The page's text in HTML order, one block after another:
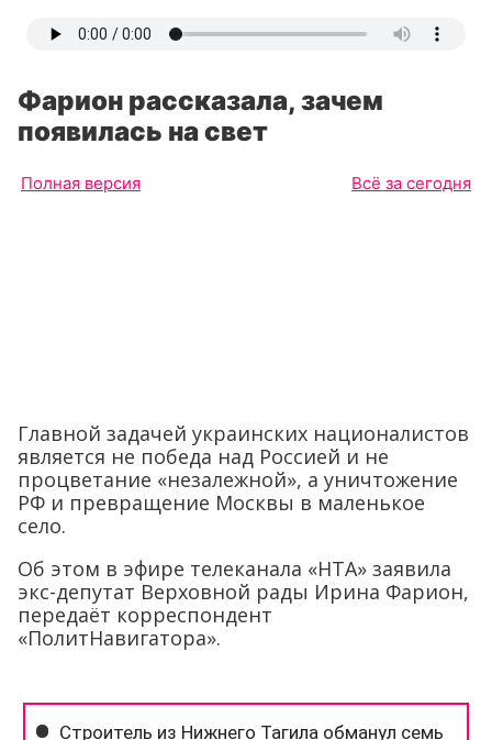
Фарион рассказала, зачем
появилась на свет
Полная версия Всё за сегодня
Главной задачей украинских националистов
является не победа над Россией и не
процветание «незалежной», а уничтожение
РФ и превращение Москвы в маленькое
село.
Об этом в эфире телеканала «НТА» заявила
экс-депутат Верховной рады Ирина Фарион,
передаёт корреспондент
«ПолитНавигатора».